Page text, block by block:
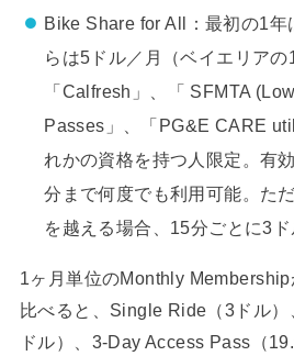
Bike Share for All：最初の1年
らは5ドル／月（ベイエリア
「Calfresh」、「 SFMTA
Passes」、「PG&E CARE
れかの資格を持つ人限定。有
分まで何度でも利用可能。た
を越える場合、15分ごとに3ド
1ヶ月単位のMonthly
比べると、Single Ride（3ドル
ドル）、3-Day Access Pass（